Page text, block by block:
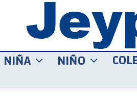
NIÑA NIÑO